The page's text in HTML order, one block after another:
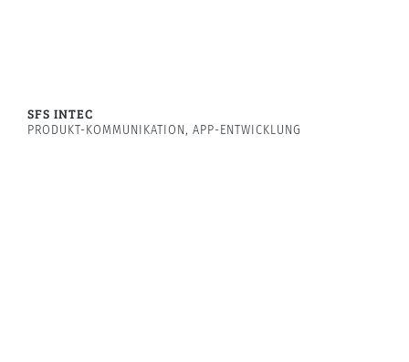
SFS INTEC
PRODUKT-KOMMUNIKATION, APP-ENTWICKLUNG